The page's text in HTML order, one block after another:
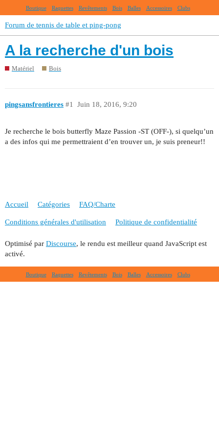
Boutique Raquettes Revêtements Bois Balles Accessoires Clubs
Forum de tennis de table et ping-pong
A la recherche d'un bois
Matériel Bois
pingsansfrontieres Juin 18, 2016, 9:20
#1
Je recherche le bois butterfly Maze Passion -ST (OFF-), si quelqu’un
a des infos qui me permettraient d’en trouver un, je suis preneur!!
Accueil Catégories FAQ/Charte
Conditions générales d'utilisation Politique de confidentialité
Optimisé par Discourse, le rendu est meilleur quand JavaScript est
activé.
Boutique Raquettes Revêtements Bois Balles Accessoires Clubs